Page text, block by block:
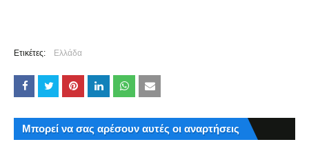
Ετικέτες: Ελλάδα
Μπορεί να σας αρέσουν αυτές οι αναρτήσεις